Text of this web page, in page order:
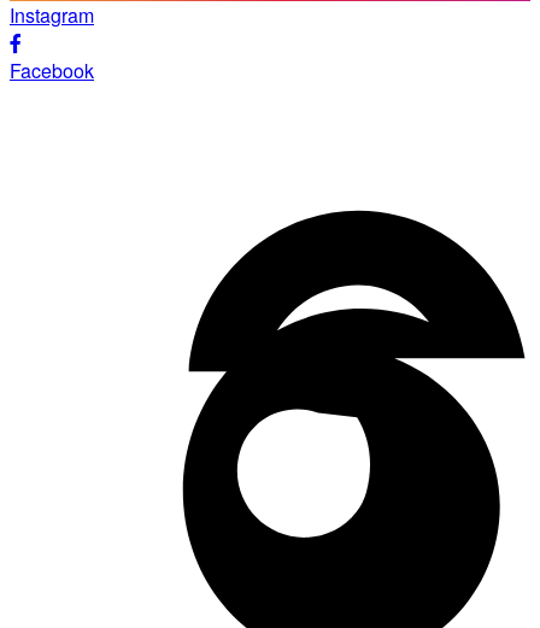
Instagram
Facebook